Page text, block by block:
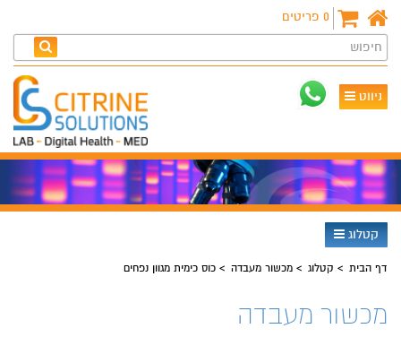
0 פריטים
חיפוש
ניווט
קטלוג
דף הבית קטלוג מכשור מעבדה כוס כימית מגוון נפחים
מכשור מעבדה